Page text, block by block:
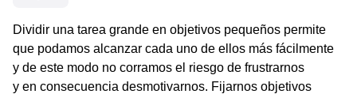
Dividir una tarea grande en objetivos pequeños permite
que podamos alcanzar cada uno de ellos más fácilmente
y de este modo no corramos el riesgo de frustrarnos
y en consecuencia desmotivarnos. Fijarnos objetivos